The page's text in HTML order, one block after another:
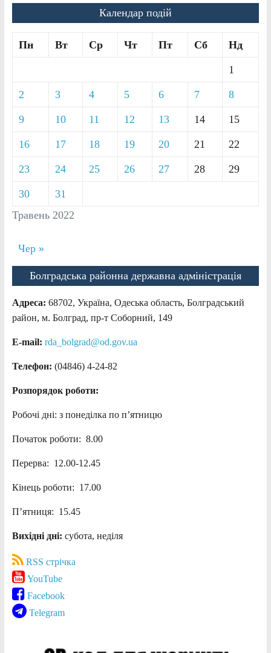
Календар подій
Травень 2022
Пн Вт Ср Чт Пт Сб Нд
1
2 3 4 5 6 7 8
9 10 11 12 13 14 15
16 17 18 19 20 21 22
23 24 25 26 27 28 29
30 31
Чер »
Болградська районна державна адміністрація
Адреса: 68702, Україна, Одеська область, Болградський
район, м. Болград, пр-т Соборний, 149
E-mail: rda_bolgrad@od.gov.ua
Телефон: (04846) 4-24-82
Розпорядок роботи:
Робочі дні: з понеділка по п’ятницю
Початок роботи: 8.00
Перерва: 12.00-12.45
Кінець роботи: 17.00
П’ятниця: 15.45
Вихідні дні: субота, неділя
RSS стрічка
YouTube
Facebook
Telegram